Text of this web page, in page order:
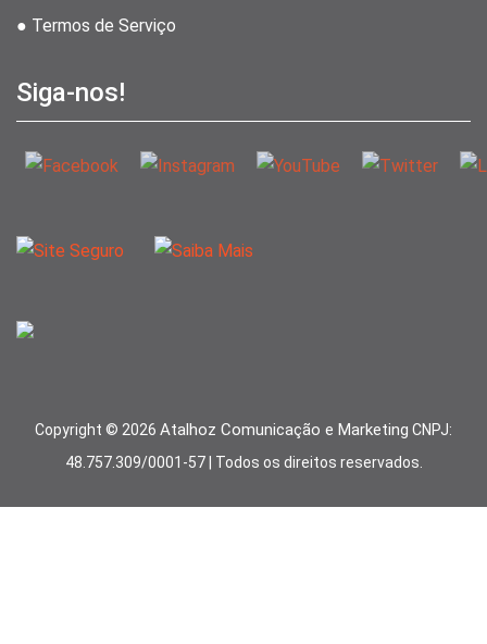
● Termos de Serviço
Siga-nos!
Copyright © 2026 Atalhoz Comunicação e Marketing CNPJ:
48.757.309/0001-57 | Todos os direitos reservados.